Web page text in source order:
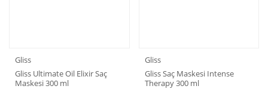
Gliss
Gliss Ultimate Oil Elixir Saç
Maskesi 300 ml
Gliss
Gliss Saç Maskesi Intense
Therapy 300 ml